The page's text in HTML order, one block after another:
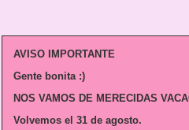
AVISO IMPORTANTE
Gente bonita :)
NOS VAMOS DE MERECIDAS
Volvemos el 31 de agosto.